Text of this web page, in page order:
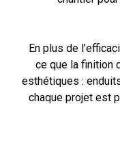
En plus de
ce que la finition
esthétiques :
chaque projet est